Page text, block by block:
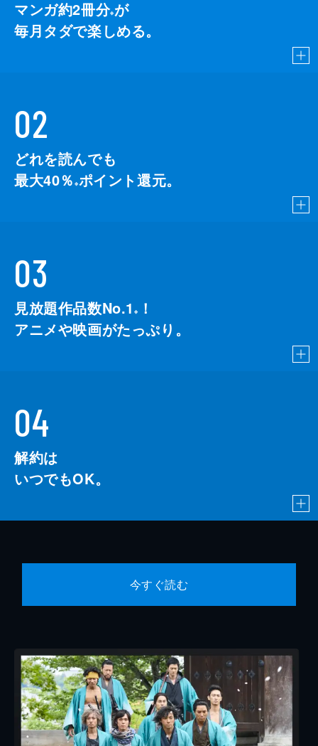
マンガ約2冊分※が
毎月タダで楽しめる。
02
どれを読んでも
最大40％ ※ポイント還元。
03
見放題作品数No.1 ※
！
アニメや映画がたっぷり。
04
解約は
いつでもOK。
今すぐ読む